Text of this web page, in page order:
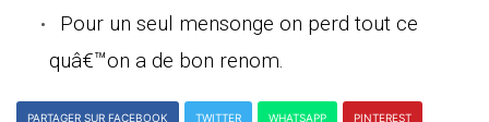
Pour un seul mensonge on perd tout ce
quâ€™on a de bon renom.
PARTAGER SUR FACEBOOK TWITTER WHATSAPP PINTEREST